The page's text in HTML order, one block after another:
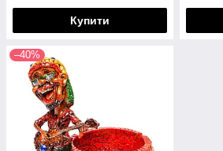
Купити
–40%